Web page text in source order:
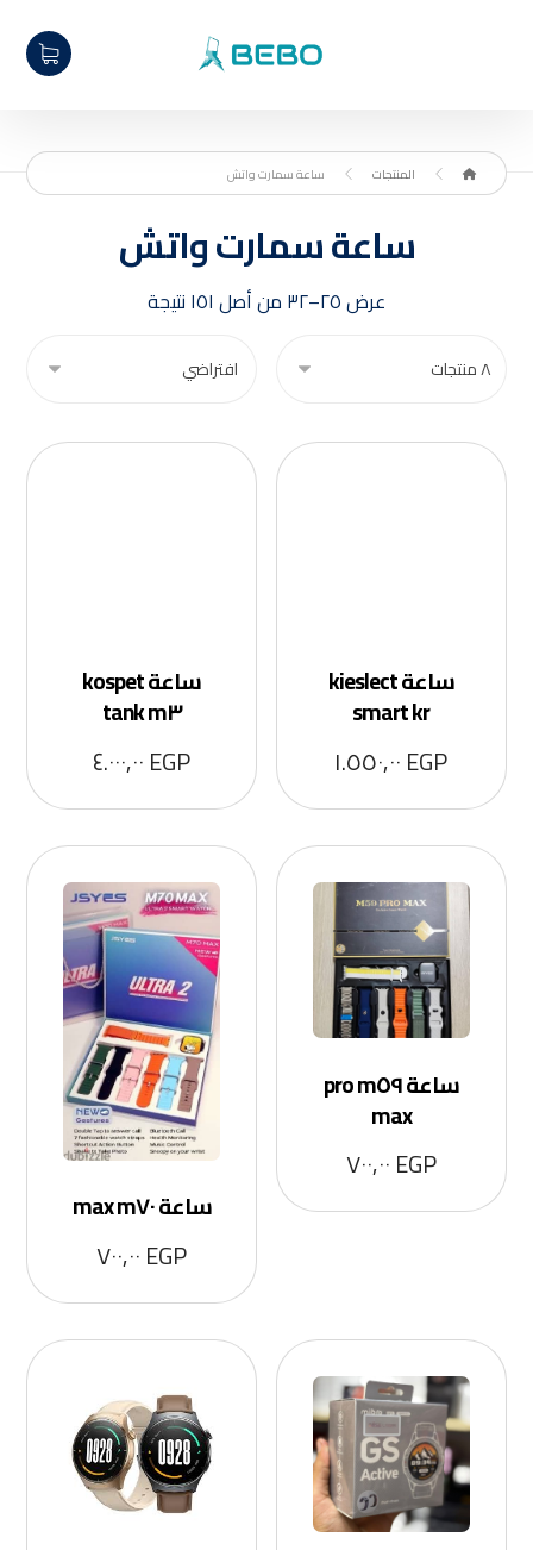
المنتجات ساعة سمارت واتش
ساعة سمارت واتش
عرض ٢٥–٣٢ من أصل ١٥١ نتيجة
ساعة kieslect
smart kr
EGP
ساعة kospet
tank m٣
EGP
ساعة m٥٩ pro
max
EGP
ساعة m٧٠ max
EGP